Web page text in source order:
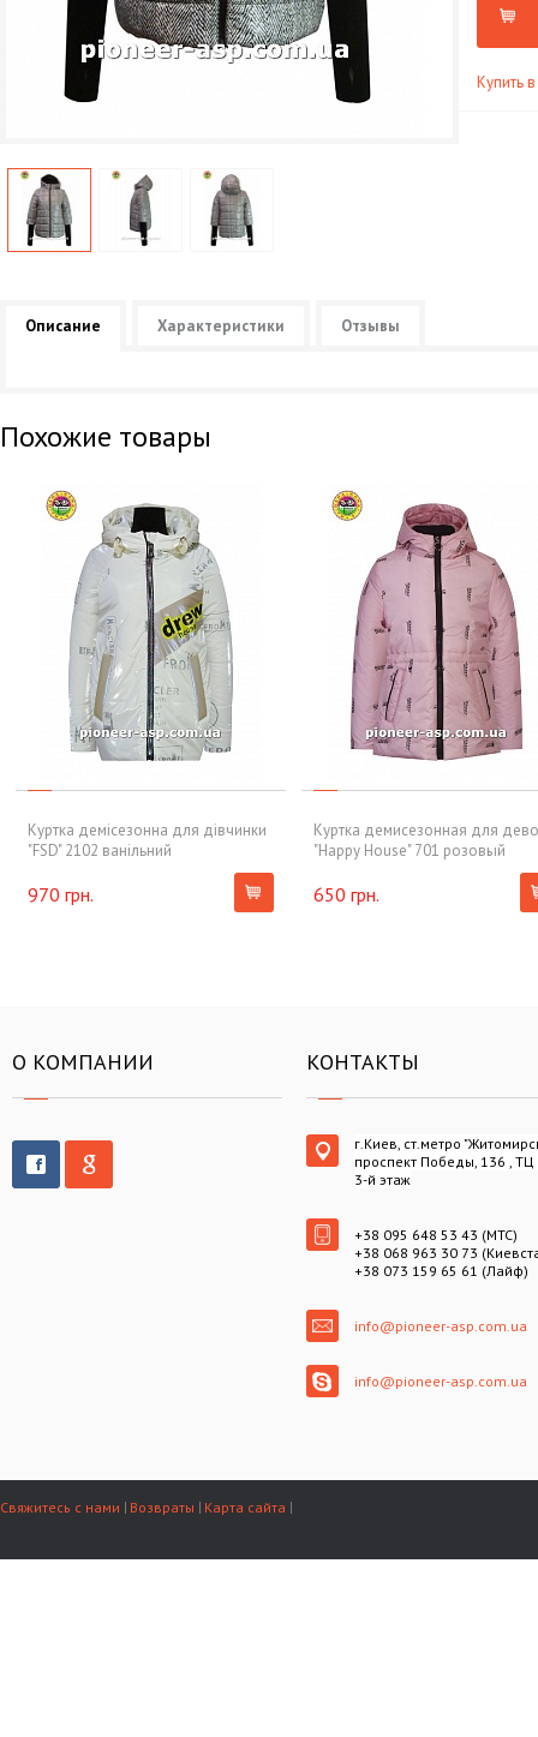
Купить
Описание Характеристики Отзывы
Похожие товары
Куртка демісезонна для дівчинки
"FSD" 2102 ванільний
970 грн.
Куртка демисезонная для
"Happy House" 701 розовый
650 грн.
О КОМПАНИИ КОНТАКТЫ
г.Киев, ст.метро
проспект Победы, 136 , ТЦ
3-й этаж
+38 095 648 53 43 (МТС)
+38 068 963 30 73
+38 073 159 65 61 (Лайф)
info@pioneer-asp.com.ua
info@pioneer-asp.com.ua
Свяжитесь с нами Возвраты Карта сайта